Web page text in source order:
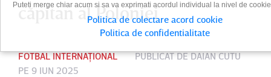
căpitan al Poloniei
FOTBAL INTERNAȚIONAL PUBLICAT DEDAIAN CUTU
PE 9 IUN 2025
Puteti merge chiar acum si sa va exprimati acordul individual la nivel de
Politica de colectare acord cookie
Politica de confidentialitate